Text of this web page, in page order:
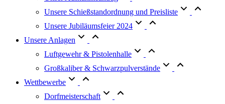
Unsere Schießstandordnung und Preisliste
Unsere Jubiläumsfeier 2024
Unsere Anlagen
Luftgewehr & Pistolenhalle
Großkaliber & Schwarzpulverstände
Wettbewerbe
Dorfmeisterschaft